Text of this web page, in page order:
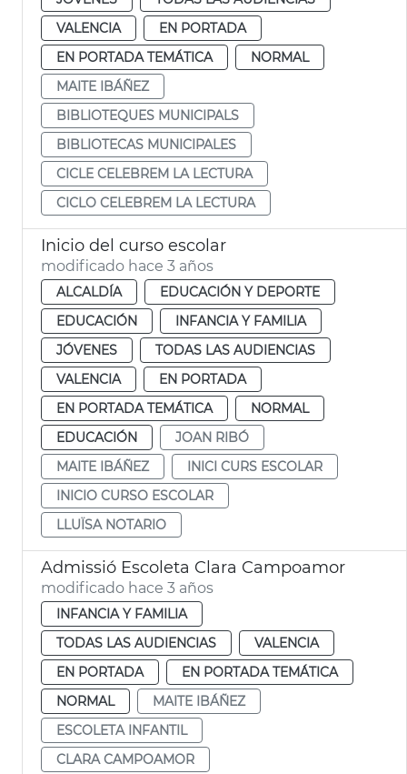
VALENCIA
EN PORTADA
EN PORTADA TEMÁTICA
NORMAL
MAITE IBÁÑEZ
BIBLIOTEQUES MUNICIPALS
BIBLIOTECAS MUNICIPALES
CICLE CELEBREM LA LECTURA
CICLO CELEBREM LA LECTURA
Inicio del curso escolar
modificado hace 3 años
ALCALDÍA
EDUCACIÓN Y DEPORTE
EDUCACIÓN
INFANCIA Y FAMILIA
JÓVENES
TODAS LAS AUDIENCIAS
VALENCIA
EN PORTADA
EN PORTADA TEMÁTICA
NORMAL
EDUCACIÓN
JOAN RIBÓ
MAITE IBÁÑEZ
INICI CURS ESCOLAR
INICIO CURSO ESCOLAR
LLUÏSA NOTARIO
Admissió Escoleta Clara Campoamor
modificado hace 3 años
INFANCIA Y FAMILIA
TODAS LAS AUDIENCIAS
VALENCIA
EN PORTADA
EN PORTADA TEMÁTICA
NORMAL
MAITE IBÁÑEZ
ESCOLETA INFANTIL
CLARA CAMPOAMOR